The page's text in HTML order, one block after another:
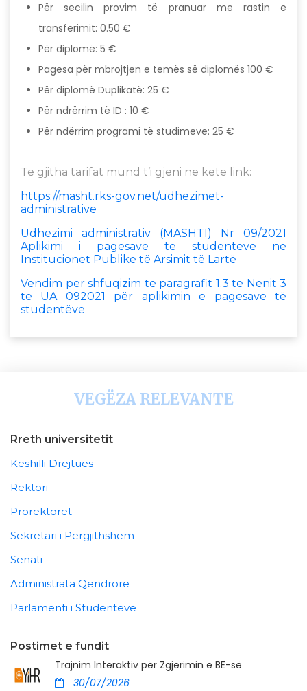
Për secilin provim të pranuar me rastin e
transferimit: 0.50 €
Për diplomë: 5 €
Pagesa për mbrojtjen e temës së diplomës 100 €
Për diplomë Duplikatë: 25 €
Për ndrërrim të ID : 10 €
Për ndërrim programi të studimeve: 25 €
Të gjitha tarifat mund t’i gjeni në këtë link:
https://masht.rks-gov.net/udhezimet-
administrative
Udhëzimi administrativ (MASHTI) Nr 09/2021
Aplikimi i pagesave të studentëve në
Institucionet Publike të Arsimit të Lartë
Vendim per shfuqizim te paragrafit 1.3 te Nenit 3
te UA 092021 për aplikimin e pagesave të
studentëve
VEGËZA RELEVANTE
Rreth universitetit
Këshilli Drejtues
Rektori
Prorektorët
Sekretari i Përgjithshëm
Senati
Administrata Qendrore
Parlamenti i Studentëve
Postimet e fundit
Trajnim Interaktiv për Zgjerimin e BE-së
30/07/2026